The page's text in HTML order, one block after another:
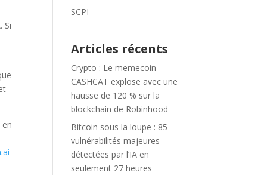
Si
SCPI
Articles récents
Crypto : Le memecoin
CASHCAT explose avec une
hausse de 120 % sur la
blockchain de Robinhood
Bitcoin sous la loupe : 85
vulnérabilités majeures
détectées par l’IA en
seulement 27 heures